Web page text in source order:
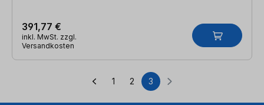
391,77 €
inkl. MwSt. zzgl.
Versandkosten
Seite
1 Seite
2 Seite
3